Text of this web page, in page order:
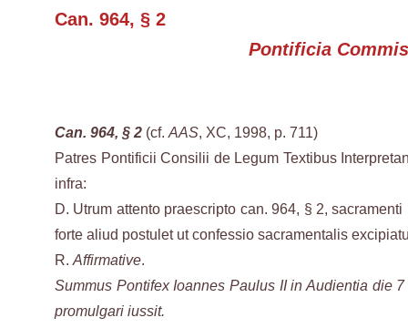
Can. 964, § 2
Pontificia
Can. 964, § 2 (cf. AAS, XC, 1998, p. 711)
Patres Pontificii Consilii de Legum Textibus
infra:
D. Utrum attento praescripto can. 964, § 2,
forte aliud postulet ut confessio sacramentalis
R. Affirmative.
Summus Pontifex Ioannes Paulus II in Audientia die
promulgari iussit.